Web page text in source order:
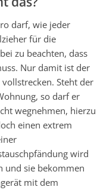
darf, wie jeder
für die
zu beachten, dass
Nur damit ist der
Steht der
so darf er
wegnehmen, hierzu
einen extrem
wird
und sie bekommen
mit dem